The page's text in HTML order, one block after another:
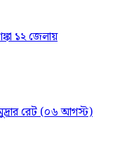
১২ জেলায়
রেট (০৬ আগস্ট)